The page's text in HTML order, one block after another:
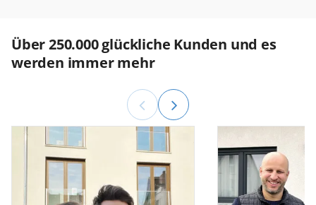
Über 250.000 glückliche Kunden und es
werden immer mehr